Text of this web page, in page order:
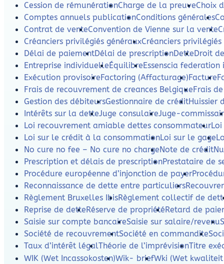
Cession de rémunérationCharge de la preuveChoix
Comptes annuels publicationConditions générales
Contrat de venteConvention de Vienne sur la vente
Créanciers privilégiés générauxCréanciers privilégiés
Délai de paiementDélai de prescriptionDetteDroit
Entreprise individuelleÉquilibreEssenscia
Exécution provisoireFactoring (Affacturage)Facture
Frais de recouvrement de creances BelgiqueFrais
Gestion des débiteursGestionnaire de créditHuissier
Intérêts sur la detteJuge consulaireJuge-
Loi recouvrement amiable dettes consommateur
Loi sur le crédit à la consommationLoi sur le gage
No cure no fee – No cure no chargeNote de crédit
Prescription et délais de prescriptionPrestataire de
Procédure européenne d’injonction de payer
Reconnaissance de dette entre particuliers
Règlement Bruxelles IbisRèglement collectif de
Reprise de detteRéserve de propriétéRetard de
Saisie sur compte bancaireSaisie sur salaire/revenu
Société de recouvrementSociété en commandite
Taux d’intérêt légalThéorie de l’imprévisionTitre
WIK (Wet Incassokosten)Wik- briefWki (Wet kwaliteit